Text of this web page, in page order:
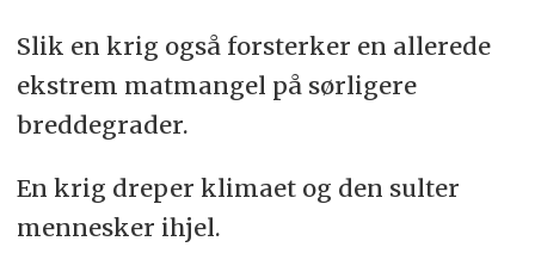
Slik en krig også forsterker en allerede
ekstrem matmangel på sørligere
breddegrader.
En krig dreper klimaet og den sulter
mennesker ihjel.